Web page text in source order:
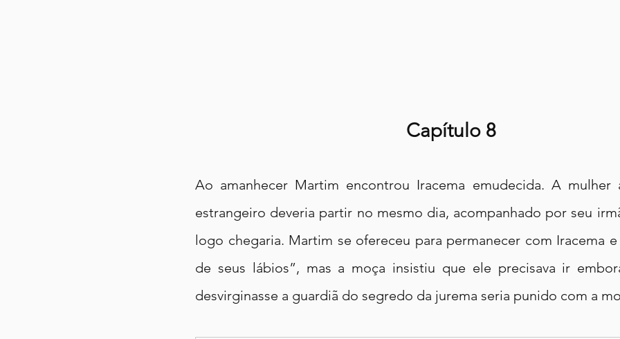
Capítulo 8
Ao amanhecer Martim encontrou Iracema emudecida. A
estrangeiro deveria partir no mesmo dia, acompanhado por seu
logo chegaria. Martim se ofereceu para permanecer com Iracema
de seus lábios”, mas a moça insistiu que ele precisava ir
desvirginasse a guardiã do segredo da jurema seria punido com a